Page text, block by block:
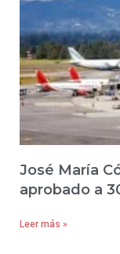
José María
aprobado a
Leer más »